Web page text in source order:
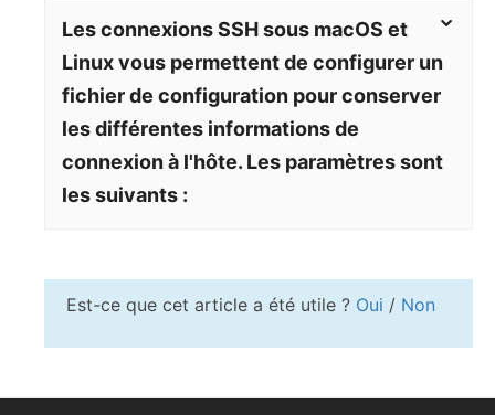
Les connexions SSH sous macOS et
Linux vous permettent de configurer un
fichier de configuration pour conserver
les différentes informations de
connexion à l'hôte. Les paramètres sont
les suivants :
Est-ce que cet article a été utile ? Oui / Non